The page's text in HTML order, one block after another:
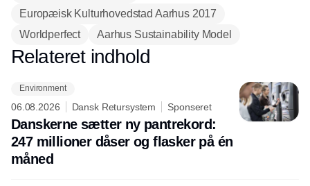
Europæisk Kulturhovedstad Aarhus 2017
Worldperfect
Aarhus Sustainability Model
Annonce
Relateret indhold
Environment
06.08.2026 Dansk Retursystem Sponseret
Danskerne sætter ny pantrekord:
247 millioner dåser og flasker på én
måned